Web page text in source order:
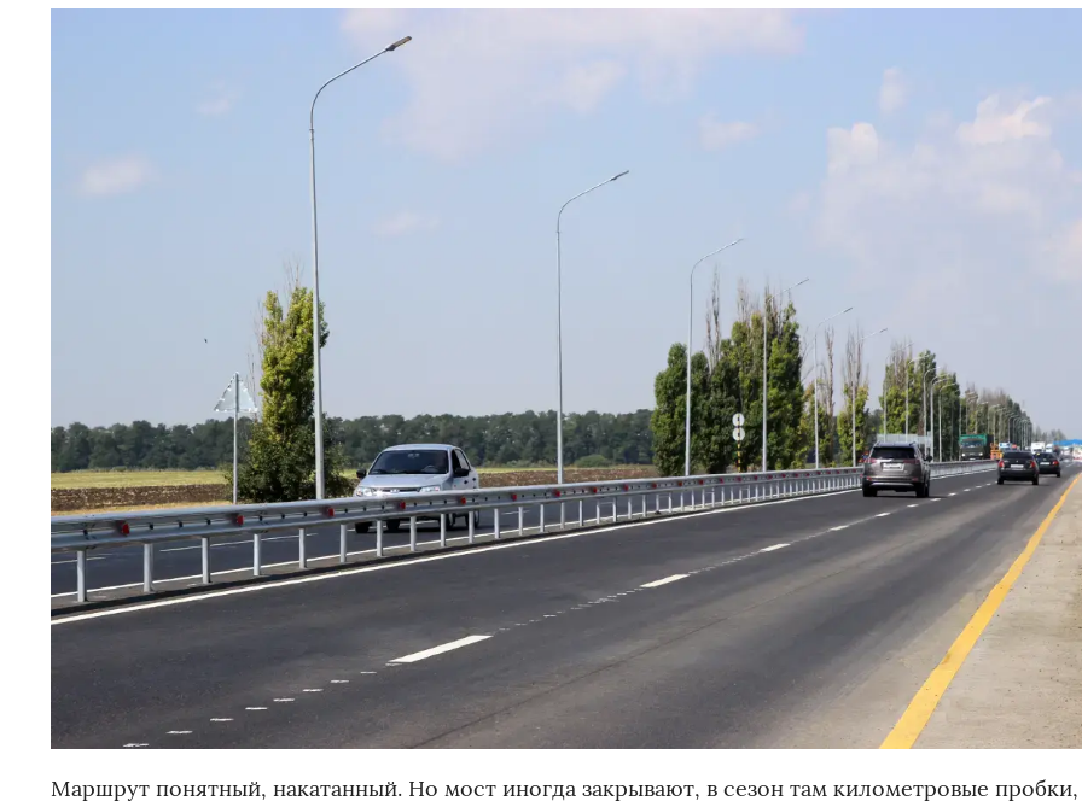
Маршрут понятный, накатанный. Но мост иногда закрывают, в сезон там километровые